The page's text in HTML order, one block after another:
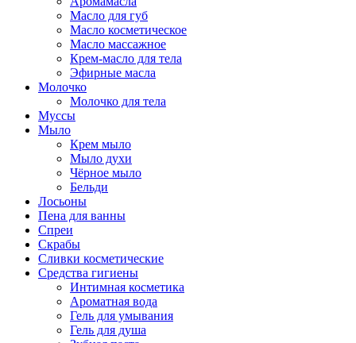
Масло для губ
Масло косметическое
Масло массажное
Крем-масло для тела
Эфирные масла
Молочко
Молочко для тела
Муссы
Мыло
Крем мыло
Мыло духи
Чёрное мыло
Бельди
Лосьоны
Пена для ванны
Спреи
Скрабы
Сливки косметические
Средства гигиены
Интимная косметика
Ароматная вода
Гель для умывания
Гель для душа